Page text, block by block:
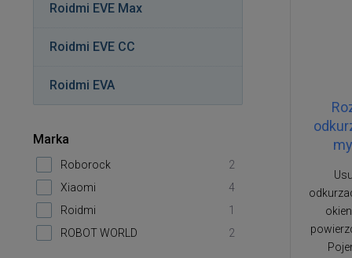
Roidmi EVE Max
Roidmi EVE CC
Roidmi EVA
Marka
Roborock
2
Xiaomi
4
Roidmi
1
ROBOT WORLD
2